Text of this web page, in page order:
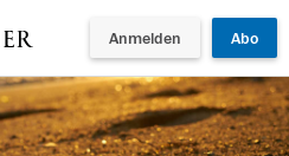
Anmelden Abo